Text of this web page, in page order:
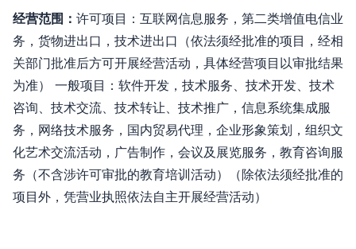
经营范围： 许可项目：互联网信息服务，第二类增值电信业
务，货物进出口，技术进出口（依法须经批准的项目，经相
关部门批准后方可开展经营活动，具体经营项目以审批结果
为准） 一般项目：软件开发，技术服务、技术开发、技术
咨询、技术交流、技术转让、技术推广，信息系统集成服
务，网络技术服务，国内贸易代理，企业形象策划，组织文
化艺术交流活动，广告制作，会议及展览服务，教育咨询服
务（不含涉许可审批的教育培训活动）（除依法须经批准的
项目外，凭营业执照依法自主开展经营活动）